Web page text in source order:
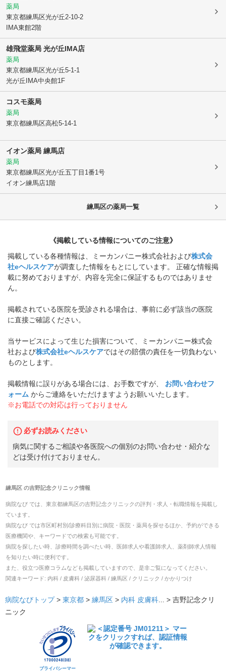
薬局
東京都練馬区光が丘2-10-2
IMA東館2階
雄飛堂薬局 光が丘IMA店
薬局
東京都練馬区光が丘5-1-1
光が丘IMA中央館1F
コスモ薬局
薬局
東京都練馬区高松5-14-1
イオン薬局 練馬店
薬局
東京都練馬区光が丘五丁目1番1号
イオン練馬店1階
練馬区の薬局一覧
《掲載している情報についてのご注意》
掲載している各種情報は、ミーカンパニー株式会社および株式会
社eヘルスケアが調査した情報をもとにしています。 正確な情報掲
載に努めておりますが、内容を完全に保証するものではありませ
ん。
掲載されている医院を受診される場合は、事前に必ず該当の医院
に直接ご確認ください。
当サービスによって生じた損害について、ミーカンパニー株式会
社および株式会社eヘルスケアではその賠償の責任を一切負わない
ものとします。
掲載情報に誤りがある場合には、お手数ですが、
お問い合わせフ
ォーム からご連絡をいただけますようお願いいたします。
※お電話での対応は行っておりません
必ずお読みください
病気に関するご相談や各医院への個別のお問い合わせ・紹介な
どは受け付けておりません。
練馬区の吉野記念クリニック情報
病院なび では、 東京都練馬区の吉野記念クリニックの評判・求人・転職情報を掲載し
ています。
病院なび では市区町村別/診療科目別に病院・医院・薬局を探せるほか、予約ができる
医療機関や、キーワードでの検索も可能です。
病院を探したい時、診療時間を調べたい時、医師求人や看護師求人、薬剤師求人情報
を知りたい時に便利です。
また、役立つ医療コラムなども掲載していますので、是非ご覧になってください。
関連キーワード: 内科 / 皮膚科 / 泌尿器科 / 練馬区 / クリニック / かかりつけ
病院なびトップ > 東京都 > 練馬区 > 内科 皮膚科... > 吉野記念クリ
ニック
プライバシーマー